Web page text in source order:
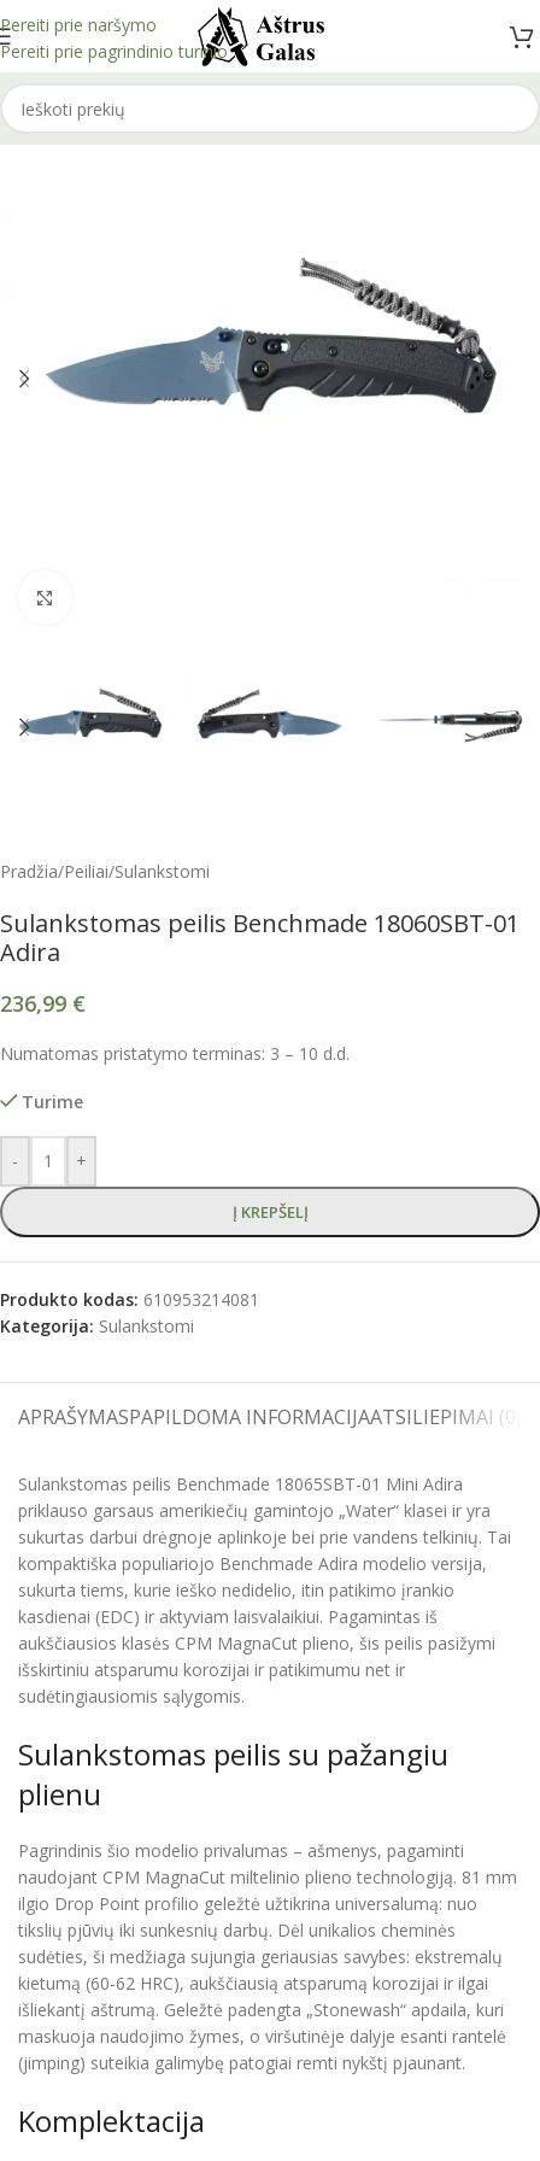
Pereiti prie naršymo
Pereiti prie pagrindinio turinio
Pradžia/Peiliai/Sulankstomi
Sulankstomas peilis Benchmade 18060SBT-01
Adira
236,99 €
Numatomas pristatymo terminas: 3 – 10 d.d.
Turime
- +
Į KREPŠELĮ
Produkto kodas: 610953214081
Kategorija: Sulankstomi
APRAŠYMASPAPILDOMA INFORMACIJAATSILIEPIMAI (0)
Sulankstomas peilis Benchmade 18065SBT-01 Mini Adira
priklauso garsaus amerikiečių gamintojo „Water“ klasei ir yra
sukurtas darbui drėgnoje aplinkoje bei prie vandens telkinių. Tai
kompaktiška populiariojo Benchmade Adira modelio versija,
sukurta tiems, kurie ieško nedidelio, itin patikimo įrankio
kasdienai (EDC) ir aktyviam laisvalaikiui. Pagamintas iš
aukščiausios klasės CPM MagnaCut plieno, šis peilis pasižymi
išskirtiniu atsparumu korozijai ir patikimumu net ir
sudėtingiausiomis sąlygomis.
Sulankstomas peilis su pažangiu
plienu
Pagrindinis šio modelio privalumas – ašmenys, pagaminti
naudojant CPM MagnaCut miltelinio plieno technologiją. 81 mm
ilgio Drop Point profilio geležtė užtikrina universalumą: nuo
tikslių pjūvių iki sunkesnių darbų. Dėl unikalios cheminės
sudėties, ši medžiaga sujungia geriausias savybes: ekstremalų
kietumą (60-62 HRC), aukščiausią atsparumą korozijai ir ilgai
išliekantį aštrumą. Geležtė padengta „Stonewash“ apdaila, kuri
maskuoja naudojimo žymes, o viršutinėje dalyje esanti rantelė
(jimping) suteikia galimybę patogiai remti nykštį pjaunant.
Komplektacija